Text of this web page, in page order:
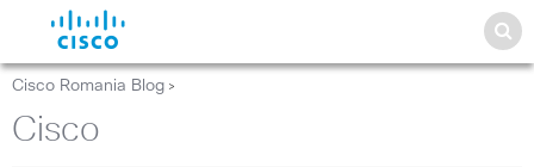
Cisco Romania Blog >
Cisco